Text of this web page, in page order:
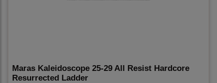
Maras Kaleidoscope 25-29 All Resist Hardcore
Resurrected Ladder